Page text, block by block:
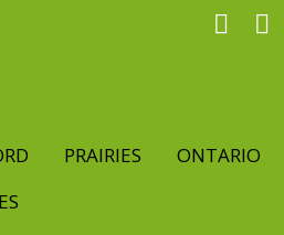
PRAIRIES
ONTARIO